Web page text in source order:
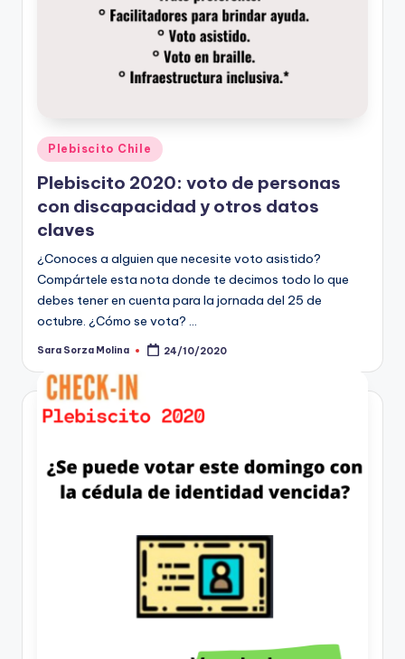
Publicado
en
Plebiscito Chile
Plebiscito 2020: voto de personas
con discapacidad y otros datos
claves
¿Conoces a alguien que necesite voto asistido?
Compártele esta nota donde te decimos todo lo que
debes tener en cuenta para la jornada del 25 de
octubre. ¿Cómo se vota? …
Publicado
Sara Sorza Molina 24/10/2020